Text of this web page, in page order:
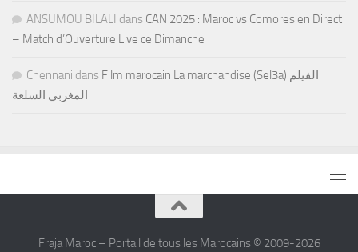
ANSUMOU BILALI dans CAN 2025 : Maroc vs Comores en Direct
– Match d’Ouverture Live ce Dimanche
Chennani dans Film marocain La marchandise (Sel3a) الفيلم
المغربي السلعة
Fraja Maroc – Portail de tous les Marocains © 2009-2026